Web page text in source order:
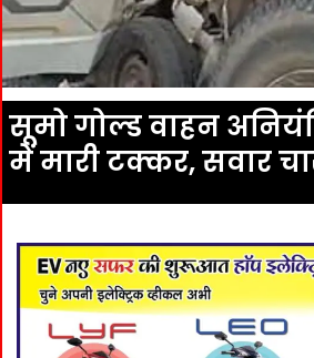
सूमो गोल्ड वाहन
में मारी टक्कर, सवार